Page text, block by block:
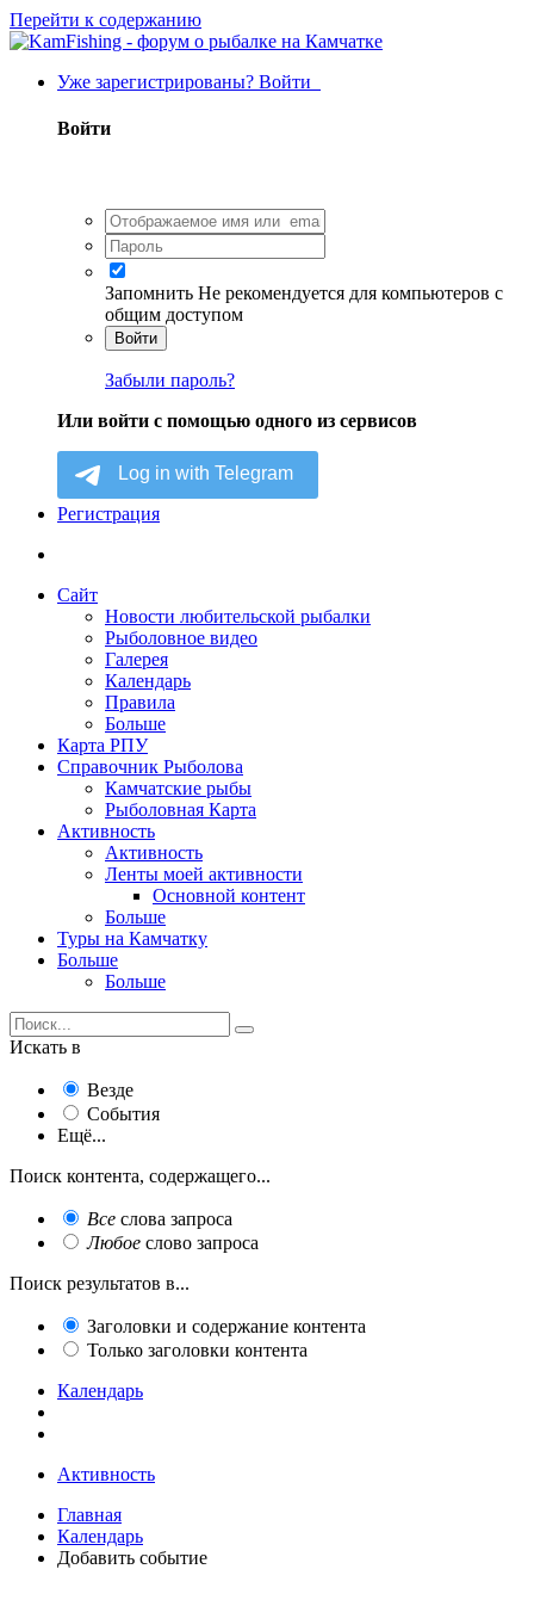
Перейти к содержанию
Уже зарегистрированы? Войти
Войти
Запомнить Не рекомендуется для компьютеров с
общим доступом
Войти
Забыли пароль?
Или войти с помощью одного из сервисов
Регистрация
Сайт
Новости любительской рыбалки
Рыболовное видео
Галерея
Календарь
Правила
Больше
Карта РПУ
Справочник Рыболова
Камчатские рыбы
Рыболовная Карта
Активность
Активность
Ленты моей активности
Основной контент
Больше
Туры на Камчатку
Больше
Больше
Искать в
Везде
События
Ещё...
Поиск контента, содержащего...
Все слова запроса
Любое слово запроса
Поиск результатов в...
Заголовки и содержание контента
Только заголовки контента
Календарь
Активность
Главная
Календарь
Добавить событие